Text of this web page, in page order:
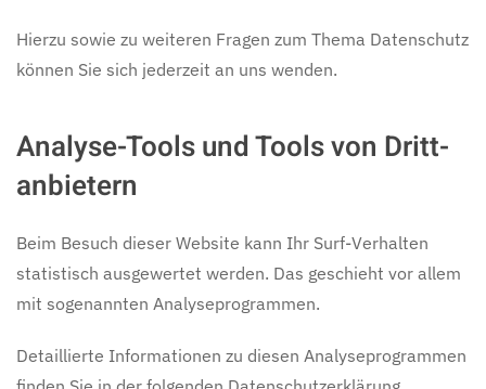
Hierzu sowie zu weiteren Fragen zum Thema Datenschutz
können Sie sich jederzeit an uns wenden.
Analyse-Tools und Tools von Dritt­
anbietern
Beim Besuch dieser Website kann Ihr Surf-Verhalten
statistisch ausgewertet werden. Das geschieht vor allem
mit sogenannten Analyseprogrammen.
Detaillierte Informationen zu diesen Analyseprogrammen